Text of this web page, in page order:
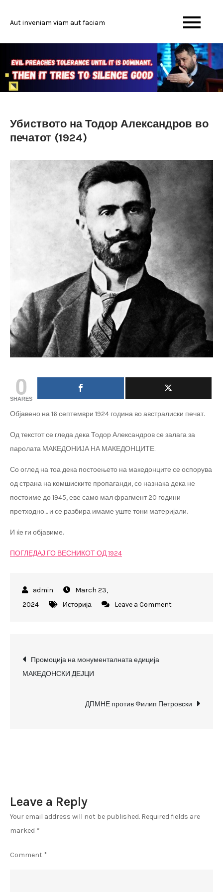
Aut inveniam viam aut faciam
Убиството на Тодор Александров во
печатот (1924)
0
SHARES
Објавено на 16 септември 1924 година во австралиски печат.
Од текстот се гледа дека Тодор Александров се залага за
паролата МАКЕДОНИЈА НА МАКЕДОНЦИТЕ.
Со оглед на тоа дека постоењето на македонците се оспорува
од страна на комшиските пропаганди, со назнака дека не
постоиме до 1945, еве само мал фрагмент 20 години
претходно… и се разбира имаме уште тони материјали.
И ќе ги објавиме.
ПОГЛЕДАЈ ГО ВЕСНИКОТ ОД 1924
March 23,
2024
Историја Leave a Comment
(1924)
Post
navigation
Промоција на монументалната едиција
МАКЕДОНСКИ ДЕЈЦИ
ДПМНЕ против Филип Петровски
Leave a Reply
Your email address will not be published. Required fields are
marked *
Comment *